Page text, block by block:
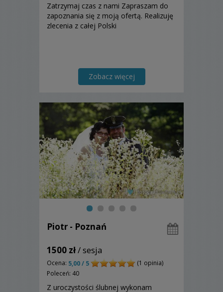
Zatrzymaj czas z nami Zapraszam do
zapoznania się z moją ofertą. Realizuję
zlecenia z całej Polski
Zobacz więcej
Piotr - Poznań
1500 zł/ sesja
Ocena: 5,00 / 5
(1 opinia)
Poleceń: 40
Z uroczystości ślubnej wykonam